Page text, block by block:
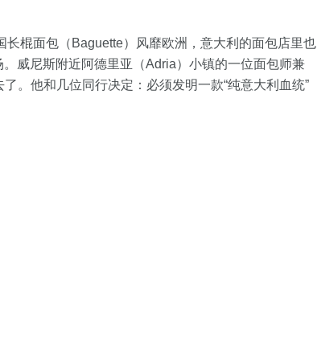
棍面包（Baguette）风靡欧洲，意大利的面包店里也
威尼斯附近阿德里亚（Adria）小镇的一位面包师兼
。他和几位同行决定：必须发明一款“纯意大利血统”